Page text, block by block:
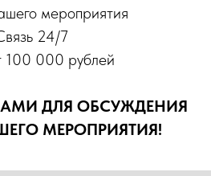
мероприятия
24/7
100 000 рублей
ДЛЯ ОБСУЖДЕНИЯ
МЕРОПРИЯТИЯ!